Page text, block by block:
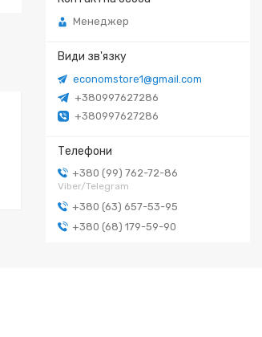
Менеджер
economstore1@gmail.com
+380997627286
+380997627286
+380 (99) 762-72-86
Viber/Telegram
+380 (63) 657-53-95
+380 (68) 179-59-90